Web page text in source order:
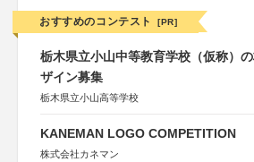
おすすめのコンテスト [PR]
栃木県立小山中等教育学校（仮称）
ザイン募集
栃木県立小山高等学校
KANEMAN LOGO COMPETITION
株式会社カネマン